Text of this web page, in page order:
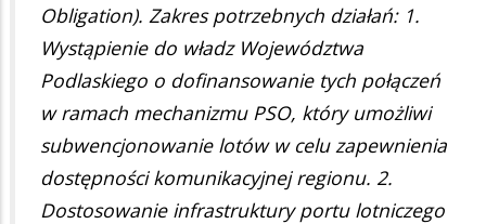
Obligation). Zakres potrzebnych działań: 1.
Wystąpienie do władz Województwa
Podlaskiego o dofinansowanie tych połączeń
w ramach mechanizmu PSO, który umożliwi
subwencjonowanie lotów w celu zapewnienia
dostępności komunikacyjnej regionu. 2.
Dostosowanie infrastruktury portu lotniczego